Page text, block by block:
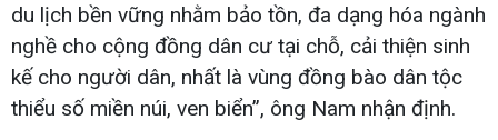
du lịch bền vững nhằm bảo tồn, đa dạng hóa ngành
nghề cho cộng đồng dân cư tại chỗ, cải thiện sinh
kế cho người dân, nhất là vùng đồng bào dân tộc
thiểu số miền núi, ven biển”, ông Nam nhận định.